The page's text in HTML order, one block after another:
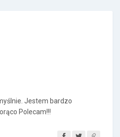
Jestem bardzo
Polecam!!!